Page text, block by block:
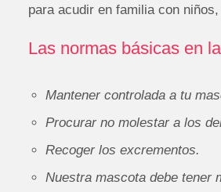
para acudir en familia con
Las normas básicas en
Mantener controlada a tu
Procurar no molestar a los
Recoger los excrementos.
Nuestra mascota debe tener